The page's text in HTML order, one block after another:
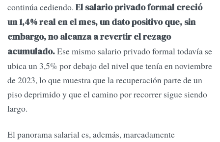
continúa cediendo. El salario privado formal creció
un 1,4% real en el mes, un dato positivo que, sin
embargo, no alcanza a revertir el rezago
acumulado.Ese mismo salario privado formal todavía se
ubica un 3,5% por debajo del nivel que tenía en noviembre
de 2023, lo que muestra que la recuperación parte de un
piso deprimido y que el camino por recorrer sigue siendo
largo.
El panorama salarial es, además, marcadamente